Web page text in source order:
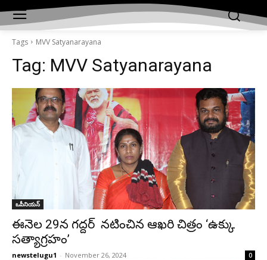
Tags MVV Satyanarayana
Tag: MVV Satyanarayana
ఒపీనియన్‌
ఈనెల 29న గద్దర్ నటించిన ఆఖరి చిత్రం ‘ఉక్కు
సత్యాగ్రహం’
newstelugu1 - November 26, 2024 0